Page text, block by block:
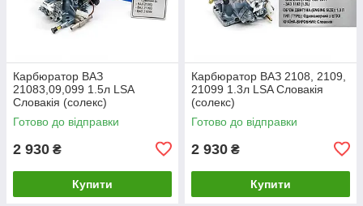
Карбюратор ВАЗ
21083,09,099 1.5л LSA
Словакія (солекс)
Готово до відправки
2 930 ₴
Купити
Карбюратор ВАЗ 2108, 2109,
21099 1.3л LSA Словакія
(солекс)
Готово до відправки
2 930 ₴
Купити